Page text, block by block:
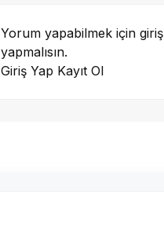
Yorum yapabilmek için giriş
yapmalısın.
Giriş Yap Kayıt Ol